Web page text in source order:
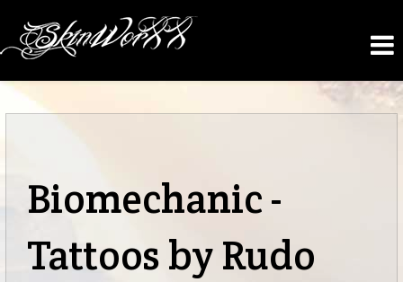
Biomechanic -
Tattoos by Rudo